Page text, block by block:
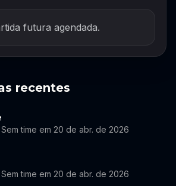
futura agendada.
recentes
time em 20 de abr. de 2026
time em 20 de abr. de 2026